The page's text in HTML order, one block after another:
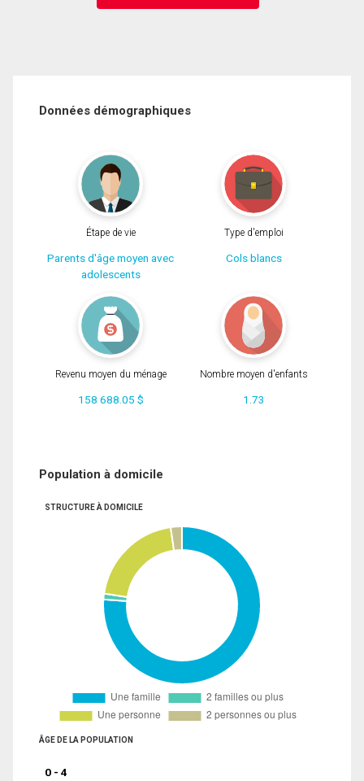
Données démographiques
Étape de vie
Parents d'âge moyen avec
adolescents
Type d'emploi
Cols blancs
Revenu moyen du ménage
158 688.05 $
Nombre moyen d'enfants
1.73
Population à domicile
STRUCTURE À DOMICILE
ÂGE DE LA POPULATION
0 - 4